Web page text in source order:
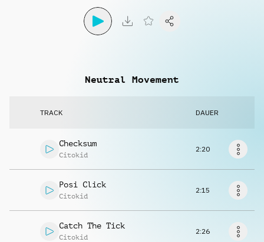
Info
Musikanfrage
Neutral Movement
TRACK DAUER
Checksum
Citokid
2:20
Posi Click
Citokid
2:15
Catch The Tick
Citokid
2:26